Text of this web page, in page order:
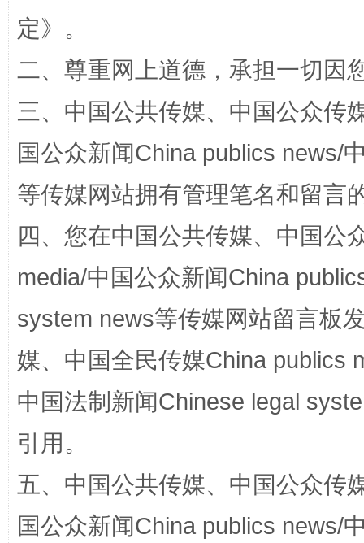
阿坝州三大球赛在茂县开幕 规模
国家大学科技园优化重塑工作
扯下公款旅游的“隐身衣” 如何以
定》。
二、尊重网上道德，承担一切因
三、中国公共传媒、中国公众传
国公众新闻China publics news/
等传媒网站拥有管理笔名和留言
四、您在中国公共传媒、中国公
media/中国公众新闻China
system news等传媒网站留言板
媒、中国全民传媒China publics
中国法制新闻Chinese legal
引用。
五、中国公共传媒、中国公众传
国公众新闻China publics news/